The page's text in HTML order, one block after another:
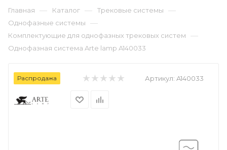
Главная — Каталог — Трековые системы —
Однофазные системы —
Комплектующие для однофазных трековых систем —
Однофазная система Arte lamp A140033
Распродажа Артикул: A140033